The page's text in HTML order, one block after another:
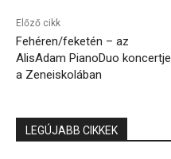
Előző cikk
Fehéren/feketén – az
AlisAdam PianoDuo koncertje
a Zeneiskolában
LEGÚJABB CIKKEK